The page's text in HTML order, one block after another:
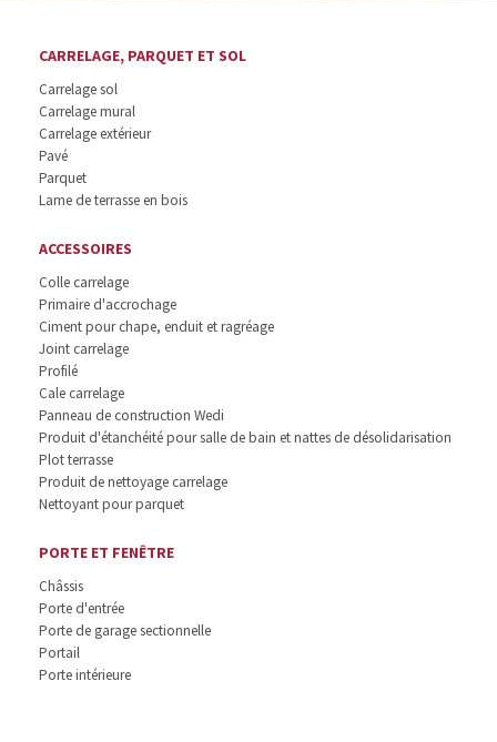
CARRELAGE, PARQUET ET SOL
Carrelage sol
Carrelage mural
Carrelage extérieur
Pavé
Parquet
Lame de terrasse en bois
ACCESSOIRES
Colle carrelage
Primaire d'accrochage
Ciment pour chape, enduit et ragréage
Joint carrelage
Profilé
Cale carrelage
Panneau de construction Wedi
Produit d'étanchéité pour salle de bain et nattes de désolidarisation
Plot terrasse
Produit de nettoyage carrelage
Nettoyant pour parquet
PORTE ET FENÊTRE
Châssis
Porte d'entrée
Porte de garage sectionnelle
Portail
Porte intérieure